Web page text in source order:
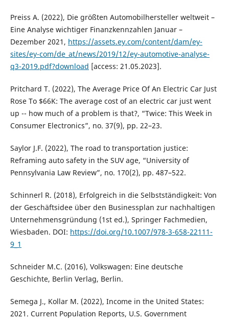
Preiss A. (2022), Die größten Automobilhersteller weltweit –
Eine Analyse wichtiger Finanzkennzahlen Januar –
Dezember 2021, https://assets.ey.com/content/dam/ey-
sites/ey-com/de_at/news/2019/12/ey-automotive-analyse-
q3-2019.pdf?download [access: 21.05.2023].
Pritchard T. (2022), The Average Price Of An Electric Car Just
Rose To $66K: The average cost of an electric car just went
up -- how much of a problem is that?, “Twice: This Week in
Consumer Electronics”, no. 37(9), pp. 22–23.
Saylor J.F. (2022), The road to transportation justice:
Reframing auto safety in the SUV age, “University of
Pennsylvania Law Review”, no. 170(2), pp. 487–522.
Schinnerl R. (2018), Erfolgreich in die Selbstständigkeit: Von
der Geschäftsidee über den Businessplan zur nachhaltigen
Unternehmensgründung (1st ed.), Springer Fachmedien,
Wiesbaden. DOI: https://doi.org/10.1007/978-3-658-22111-
9_1
Schneider M.C. (2016), Volkswagen: Eine deutsche
Geschichte, Berlin Verlag, Berlin.
Semega J., Kollar M. (2022), Income in the United States:
2021. Current Population Reports, U.S. Government